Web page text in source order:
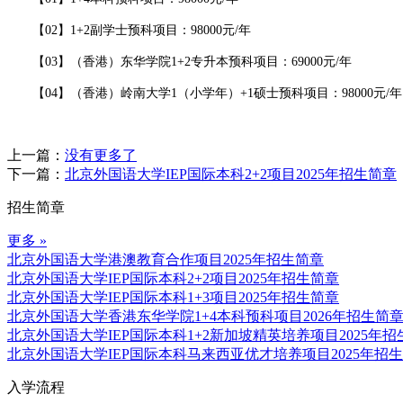
【02】1+2副学士预科项目：98000元/年
【03】（香港）东华学院1+2专升本预科项目：69000元/年
【04】（香港）岭南大学1（小学年）+1硕士预科项目：98000元/年
上一篇： 没有更多了
下一篇： 北京外国语大学IEP国际本科2+2项目2025年招生简章
招生简章
更多 »
北京外国语大学港澳教育合作项目2025年招生简章
北京外国语大学IEP国际本科2+2项目2025年招生简章
北京外国语大学IEP国际本科1+3项目2025年招生简章
北京外国语大学香港东华学院1+4本科预科项目2026年招生简章
北京外国语大学IEP国际本科1+2新加坡精英培养项目2025年招
北京外国语大学IEP国际本科马来西亚优才培养项目2025年招
入学流程